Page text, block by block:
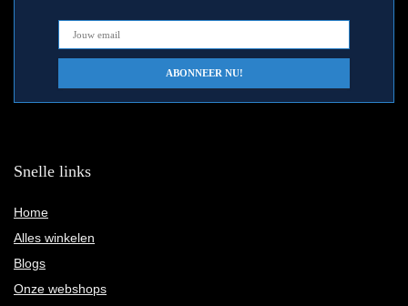
Snelle links
Home
Alles winkelen
Blogs
Onze webshops